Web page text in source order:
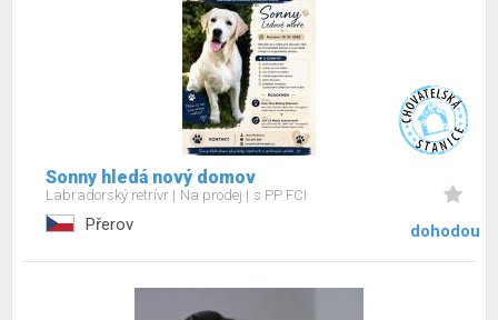
Sonny hledá nový domov
Labradorský retrívr Na prodej s PP FCI
Přerov dohodou